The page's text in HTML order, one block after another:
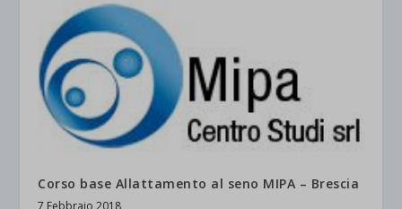
Corso base Allattamento al seno MIPA – Brescia